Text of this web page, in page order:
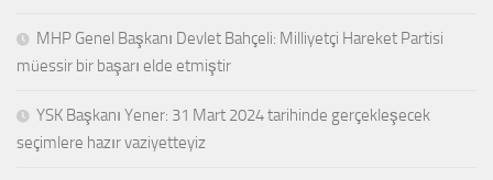
MHP Genel Başkanı Devlet Bahçeli: Milliyetçi Hareket Partisi
müessir bir başarı elde etmiştir
YSK Başkanı Yener: 31 Mart 2024 tarihinde gerçekleşecek
seçimlere hazır vaziyetteyiz